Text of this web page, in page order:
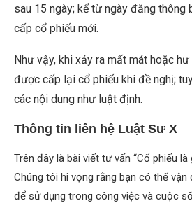
sau 15 ngày; kể từ ngày đăng thông
cấp cổ phiếu mới.
Như vậy, khi xảy ra mất mát hoặc
được cấp lại cổ phiếu khi đề nghị;
các nội dung như luật định.
Thông tin liên hệ Luật Sư X
Trên đây là bài viết tư vấn “Cổ phiếu là
Chúng tôi hi vọng rằng bạn có thể
để sử dụng trong công việc và cuộc